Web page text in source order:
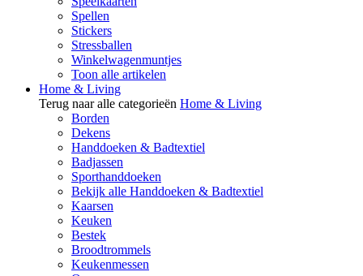
Spellen
Stickers
Stressballen
Winkelwagenmuntjes
Toon alle artikelen
Home & Living
Terug naar alle categorieën Home & Living
Borden
Dekens
Handdoeken & Badtextiel
Badjassen
Sporthanddoeken
Bekijk alle Handdoeken & Badtextiel
Kaarsen
Keuken
Bestek
Broodtrommels
Keukenmessen